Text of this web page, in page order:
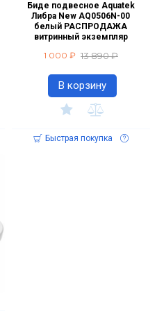
Биде подвесное Aquatek
Либра New AQ0506N-00
белый РАСПРОДАЖА
витринный экземпляр
1 000 ₽ 13 890 ₽
В корзину
Быстрая покупка